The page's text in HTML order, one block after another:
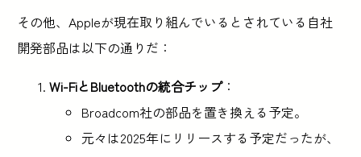
その他、Appleが現在取り組んでいるとされている自社
開発部品は以下の通りだ：
Wi-FiとBluetoothの統合チップ：
Broadcom社の部品を置き換える予定。
元々は2025年にリリースする予定だったが、